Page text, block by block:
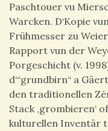
Paschtouer vu
Warcken. D‘Kopie
Frühmesser zu
Rapport vun der
Porgeschicht (v.
d‘“grundbirn“ a
den traditionellen
Stack ‚grombieren‘
kulturellen Inventär